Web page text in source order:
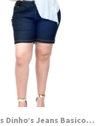
Shorts Dinho’s Jeans Basico Amaciada - Femenino